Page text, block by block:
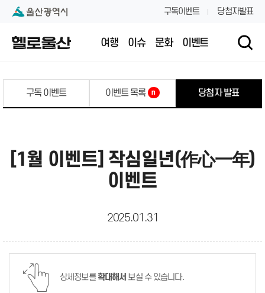
본문 내용 바로가기
대메뉴 바로가기 구독이벤트 당첨자발표
여행 이슈 문화 이벤트
구독 이벤트 이벤트 목록 n 당첨자 발표
[1월 이벤트] 작심일년(作心一年)
이벤트
2025.01.31
상세정보를확대해서 보실 수 있습니다.